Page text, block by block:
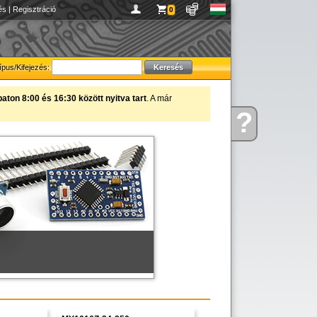
Kérdése?
| Regisztráció 0
Kifejezés:
8:00 és 16:30 között nyitva tart. A már
ajánljuk!